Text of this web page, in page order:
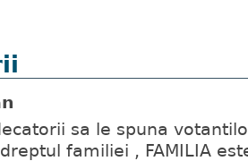
sa le spuna
familiei , FAMILIA